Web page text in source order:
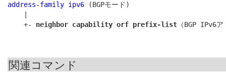
address-family ipv6 (BGPモード)
    +-
neighbor capability orf prefix-list
関連コマンド